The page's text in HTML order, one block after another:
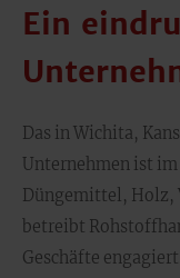
Ein
Das in Wichita,
Unternehmen ist im
Düngemittel, Holz,
betreibt
Geschäfte